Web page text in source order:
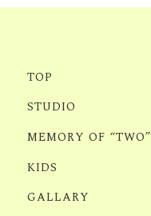
TOP
STUDIO
MEMORY OF “TWO”
KIDS
GALLARY